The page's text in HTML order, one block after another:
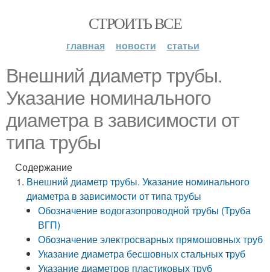
СТРОИТЬ ВСЕ
главная новости статьи
Внешний диаметр трубы.
Указание номинального
диаметра в зависимости от
типа трубы
Содержание
Внешний диаметр трубы. Указание номинального
диаметра в зависимости от типа трубы
Обозначение водогазопроводной трубы (Труба
ВГП)
Обозначение электросварных прямошовных труб
Указание диаметра бесшовных стальных труб
Указание диаметров пластиковых труб